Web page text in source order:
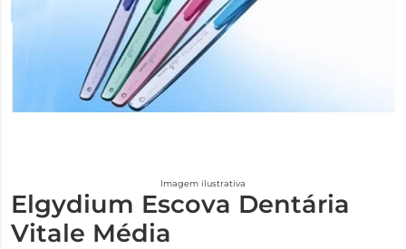
Imagem ilustrativa
Elgydium Escova Dentária
Vitale Média